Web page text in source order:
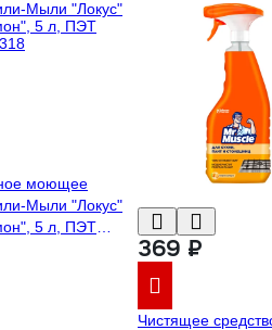
моющее
Мыли "Локус"
5 л, ПЭТ
369 ₽
Чистящее